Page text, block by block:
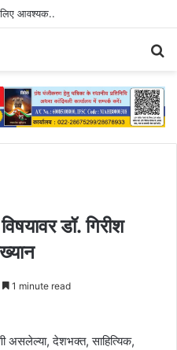
आवश्यक..
डॉ. गिरीश
1 minute read
असलेल्या, देशभक्त, साहित्यिक,